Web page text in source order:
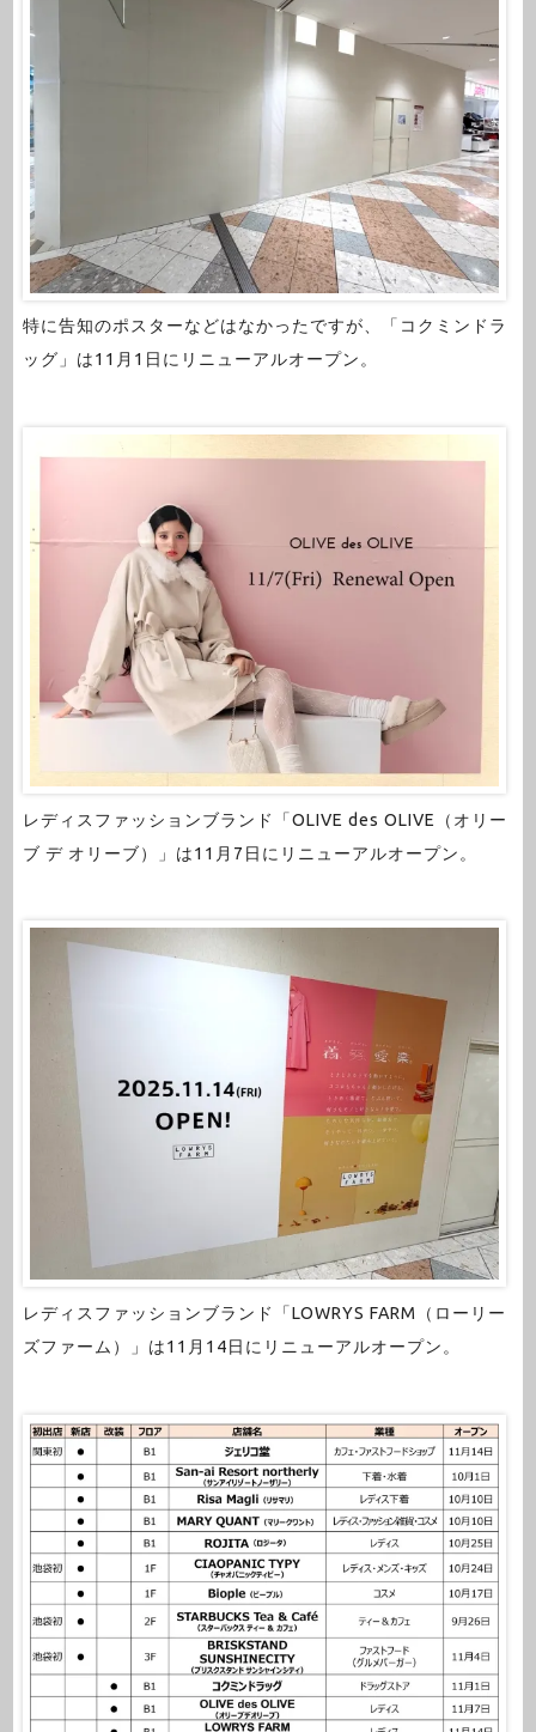
特に告知のポスターなどはなかったですが、「コクミンドラ
ッグ」は11月1日にリニューアルオープン。
レディスファッションブランド「OLIVE des OLIVE（オリー
ブ デ オリーブ）」は11月7日にリニューアルオープン。
レディスファッションブランド「LOWRYS FARM（ローリー
ズファーム）」は11月14日にリニューアルオープン。